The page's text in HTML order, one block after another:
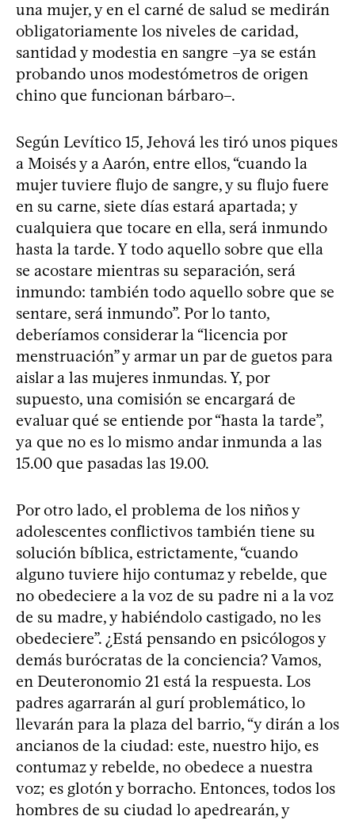
una mujer, y en el carné de salud se medirán
obligatoriamente los niveles de caridad,
santidad y modestia en sangre –ya se están
probando unos modestómetros de origen
chino que funcionan bárbaro–.
Según Levítico 15, Jehová les tiró unos piques
a Moisés y a Aarón, entre ellos, “cuando la
mujer tuviere flujo de sangre, y su flujo fuere
en su carne, siete días estará apartada; y
cualquiera que tocare en ella, será inmundo
hasta la tarde. Y todo aquello sobre que ella
se acostare mientras su separación, será
inmundo: también todo aquello sobre que se
sentare, será inmundo”. Por lo tanto,
deberíamos considerar la “licencia por
menstruación” y armar un par de guetos para
aislar a las mujeres inmundas. Y, por
supuesto, una comisión se encargará de
evaluar qué se entiende por “hasta la tarde”,
ya que no es lo mismo andar inmunda a las
15.00 que pasadas las 19.00.
Por otro lado, el problema de los niños y
adolescentes conflictivos también tiene su
solución bíblica, estrictamente, “cuando
alguno tuviere hijo contumaz y rebelde, que
no obedeciere a la voz de su padre ni a la voz
de su madre, y habiéndolo castigado, no les
obedeciere”. ¿Está pensando en psicólogos y
demás burócratas de la conciencia? Vamos,
en Deuteronomio 21 está la respuesta. Los
padres agarrarán al gurí problemático, lo
llevarán para la plaza del barrio, “y dirán a los
ancianos de la ciudad: este, nuestro hijo, es
contumaz y rebelde, no obedece a nuestra
voz; es glotón y borracho. Entonces, todos los
hombres de su ciudad lo apedrearán, y